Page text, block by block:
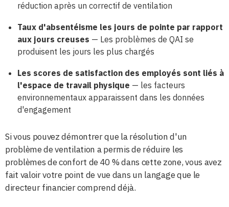
réduction après un correctif de ventilation
Taux d'absentéisme les jours de pointe par rapport
aux jours creuses — Les problèmes de QAI se
produisent les jours les plus chargés
Les scores de satisfaction des employés sont liés à
l'espace de travail physique — les facteurs
environnementaux apparaissent dans les données
d'engagement
Si vous pouvez démontrer que la résolution d'un
problème de ventilation a permis de réduire les
problèmes de confort de 40 % dans cette zone, vous avez
fait valoir votre point de vue dans un langage que le
directeur financier comprend déjà.